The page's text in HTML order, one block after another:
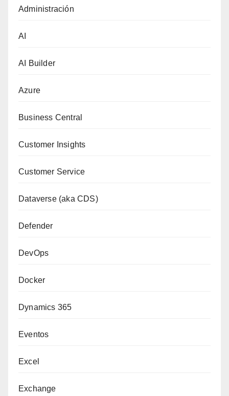
Administración
AI
AI Builder
Azure
Business Central
Customer Insights
Customer Service
Dataverse (aka CDS)
Defender
DevOps
Docker
Dynamics 365
Eventos
Excel
Exchange